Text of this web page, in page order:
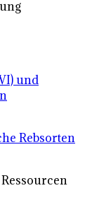
und
Rebsorten